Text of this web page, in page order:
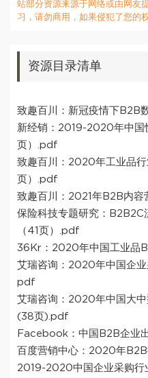
站部分资源来源于网络或由网友
习，请勿商用，如果侵犯了您的
资源目录清单
致趣百川：新冠疫情下B2B
新经销：2019-2020年中国
页）.pdf
致趣百川：2020年工业品行
页）.pdf
致趣百川：2021年B2B内
保险科技专题研究：B2B2C
（41页）.pdf
36Kr：2020年中国工业品
艾瑞咨询：2020年中国企
pdf
艾瑞咨询：2020年中国大
(38页).pdf
Facebook：中国B2B企业
百度营销中心：2020年
2019-2020中国企业采购